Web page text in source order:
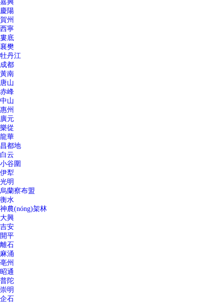
嘉興
慶陽
賀州
西寧
婁底
襄樊
牡丹江
成都
黃南
唐山
赤峰
中山
惠州
廣元
樂從
龍華
昌都地
白云
小谷圍
伊犁
光明
烏蘭察布盟
衡水
神農(nóng)架林
大興
吉安
開平
離石
麻涌
亳州
昭通
普陀
崇明
企石